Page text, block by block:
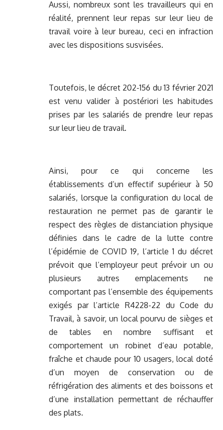
Aussi, nombreux sont les travailleurs qui en
réalité, prennent leur repas sur leur lieu de
travail voire à leur bureau, ceci en infraction
avec les dispositions susvisées.
Toutefois, le décret 202-156 du 13 février 2021
est venu valider à postériori les habitudes
prises par les salariés de prendre leur repas
sur leur lieu de travail.
Ainsi, pour ce qui concerne les
établissements d’un effectif supérieur à 50
salariés, lorsque la configuration du local de
restauration ne permet pas de garantir le
respect des règles de distanciation physique
définies dans le cadre de la lutte contre
l’épidémie de COVID 19, l’article 1 du décret
prévoit que l’employeur peut prévoir un ou
plusieurs autres emplacements ne
comportant pas l’ensemble des équipements
exigés par l’article R4228-22 du Code du
Travail, à savoir, un local pourvu de sièges et
de tables en nombre suffisant et
comportement un robinet d’eau potable,
fraîche et chaude pour 10 usagers, local doté
d’un moyen de conservation ou de
réfrigération des aliments et des boissons et
d’une installation permettant de réchauffer
des plats.